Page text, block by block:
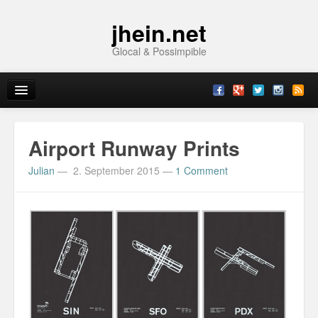
jhein.net
Glocal & Possimpible
Contact
Airport Runway Prints
Julian — 2. September 2015 — 1 Comment